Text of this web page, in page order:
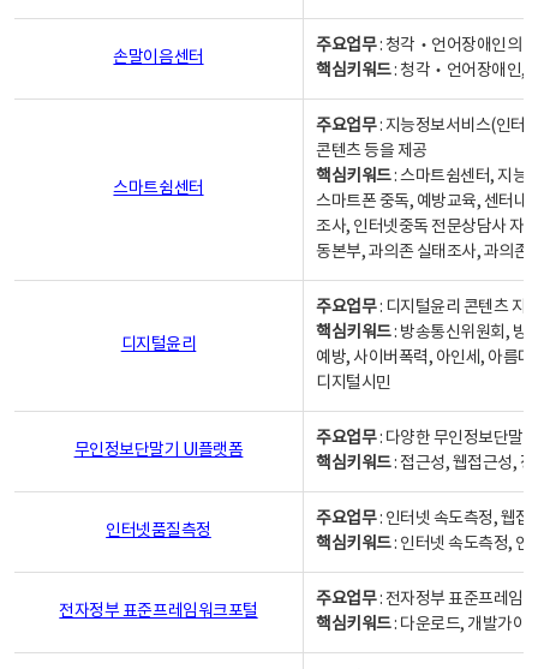
손말이음센터
주요업무: 청각‧언어장애인의
핵심키워드: 청각‧언어장애인,
스마트쉼센터
주요업무: 지능정보서비스(인터
콘텐츠 등을 제공
핵심키워드: 스마트쉼센터, 지능
스마트폰 중독, 예방교육, 센터내
조사, 인터넷중독 전문상담사 자
동본부, 과의존 실태조사, 과의존
디지털윤리
주요업무: 디지털윤리 콘텐츠 지
핵심키워드: 방송통신위원회, 방
예방, 사이버폭력, 아인세, 아름
디지털시민
무인정보단말기 UI플랫폼
주요업무: 다양한 무인정보단말
핵심키워드: 접근성, 웹접근성,
인터넷품질측정
주요업무: 인터넷 속도측정, 웹접
핵심키워드: 인터넷 속도측정, 인
전자정부 표준프레임워크포털
주요업무: 전자정부 표준프레임
핵심키워드: 다운로드, 개발가이